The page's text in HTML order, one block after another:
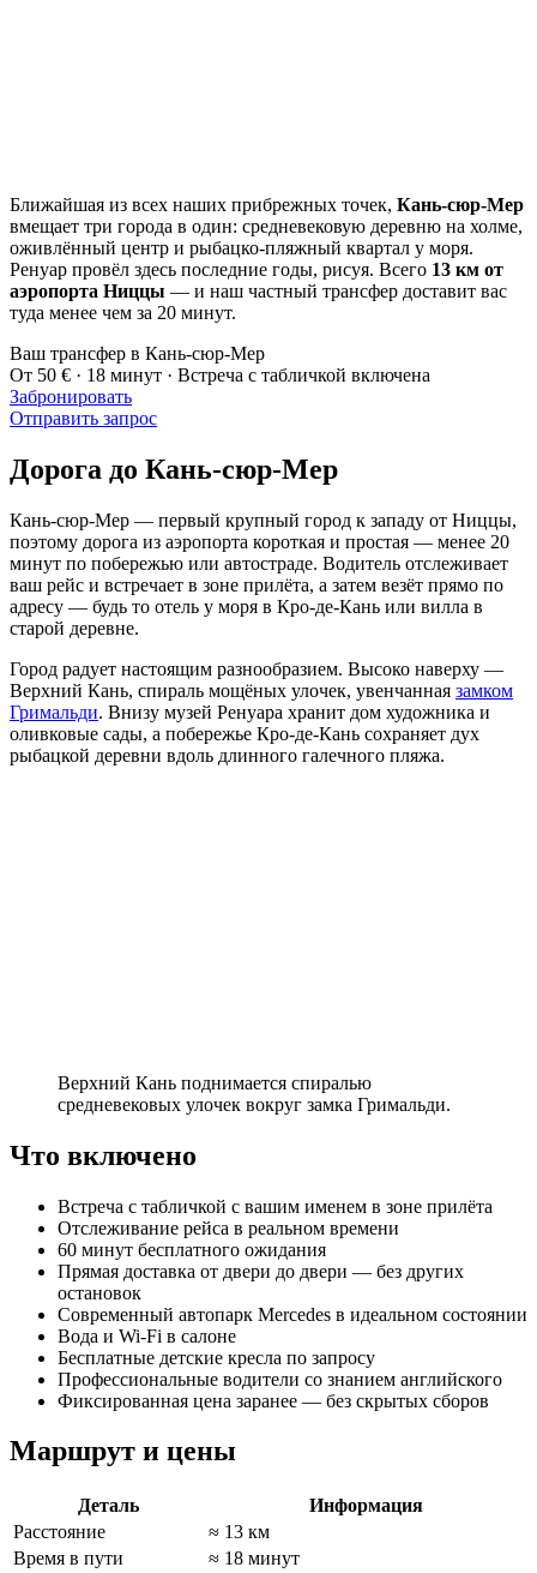
Ближайшая из всех наших прибрежных точек, Кань-сюр-Мер
вмещает три города в один: средневековую деревню на холме,
оживлённый центр и рыбацко-пляжный квартал у моря.
Ренуар провёл здесь последние годы, рисуя. Всего 13 км от
аэропорта Ниццы — и наш частный трансфер доставит вас
туда менее чем за 20 минут.
Ваш трансфер в Кань-сюр-Мер
От 50 € · 18 минут · Встреча с табличкой включена
Забронировать
Отправить запрос
Дорога до Кань-сюр-Мер
Кань-сюр-Мер — первый крупный город к западу от Ниццы,
поэтому дорога из аэропорта короткая и простая — менее 20
минут по побережью или автостраде. Водитель отслеживает
ваш рейс и встречает в зоне прилёта, а затем везёт прямо по
адресу — будь то отель у моря в Кро-де-Кань или вилла в
старой деревне.
Город радует настоящим разнообразием. Высоко наверху —
Верхний Кань, спираль мощёных улочек, увенчанная замком
Гримальди. Внизу музей Ренуара хранит дом художника и
оливковые сады, а побережье Кро-де-Кань сохраняет дух
рыбацкой деревни вдоль длинного галечного пляжа.
Верхний Кань поднимается спиралью
средневековых улочек вокруг замка Гримальди.
Что включено
Встреча с табличкой с вашим именем в зоне прилёта
Отслеживание рейса в реальном времени
60 минут бесплатного ожидания
Прямая доставка от двери до двери — без других
остановок
Современный автопарк Mercedes в идеальном состоянии
Вода и Wi-Fi в салоне
Бесплатные детские кресла по запросу
Профессиональные водители со знанием английского
Фиксированная цена заранее — без скрытых сборов
Маршрут и цены
Деталь
Информация
Расстояние
≈ 13 км
Время в пути
≈ 18 минут